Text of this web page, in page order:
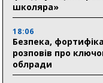
школяра»
18:06
Безпека,
розповів про
облради